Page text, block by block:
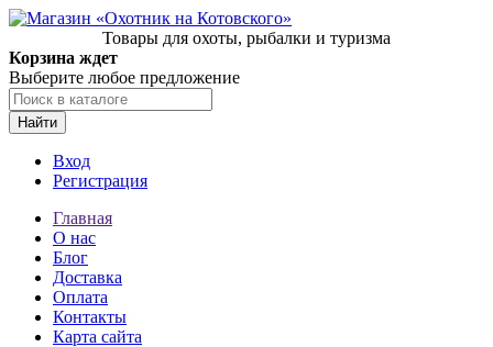
Товары для охоты, рыбалки и туризма
Корзина ждет
Выберите любое предложение
Найти
Вход
Регистрация
Главная
О нас
Блог
Доставка
Оплата
Контакты
Карта сайта